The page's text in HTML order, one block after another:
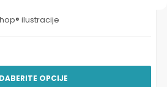
ilustracije
OPCIJE